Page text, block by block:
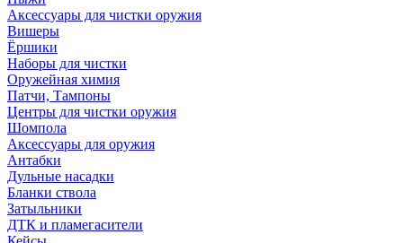
Аксессуары для чистки оружия
Вишеры
Ёршики
Наборы для чистки
Оружейная химия
Патчи, Тампоны
Центры для чистки оружия
Шомпола
Аксессуары для оружия
Антабки
Дульные насадки
Бланки ствола
Затыльники
ДТК и пламегасители